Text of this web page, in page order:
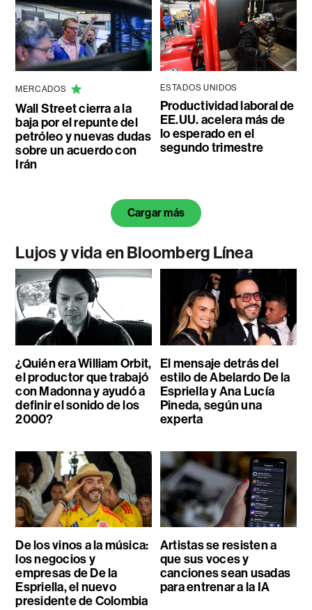
MERCADOS
Wall Street cierra a la
baja por el repunte del
petróleo y nuevas dudas
sobre un acuerdo con
Irán
ESTADOS UNIDOS
Productividad laboral de
EE.UU. acelera más de
lo esperado en el
segundo trimestre
Cargar más
Lujos y vida en Bloomberg Línea
¿Quién era William Orbit,
el productor que trabajó
con Madonna y ayudó a
definir el sonido de los
2000?
El mensaje detrás del
estilo de Abelardo De la
Espriella y Ana Lucía
Pineda, según una
experta
De los vinos a la música:
los negocios y
empresas de De la
Espriella, el nuevo
presidente de Colombia
Artistas se resisten a
que sus voces y
canciones sean usadas
para entrenar a la IA